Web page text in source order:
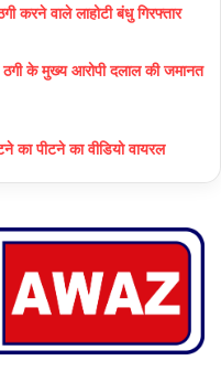
करने वाले लाहोटी बंधु गिरफ्तार
के मुख्य आरोपी दलाल की जमानत
का पीटने का वीडियो वायरल